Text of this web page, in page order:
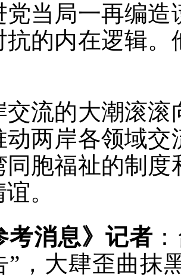
党当局一再编
抗的内在逻辑
的大潮滚滚
动两岸各领域
同胞福祉的制
。
考消息》记者
”，大肆歪曲抹